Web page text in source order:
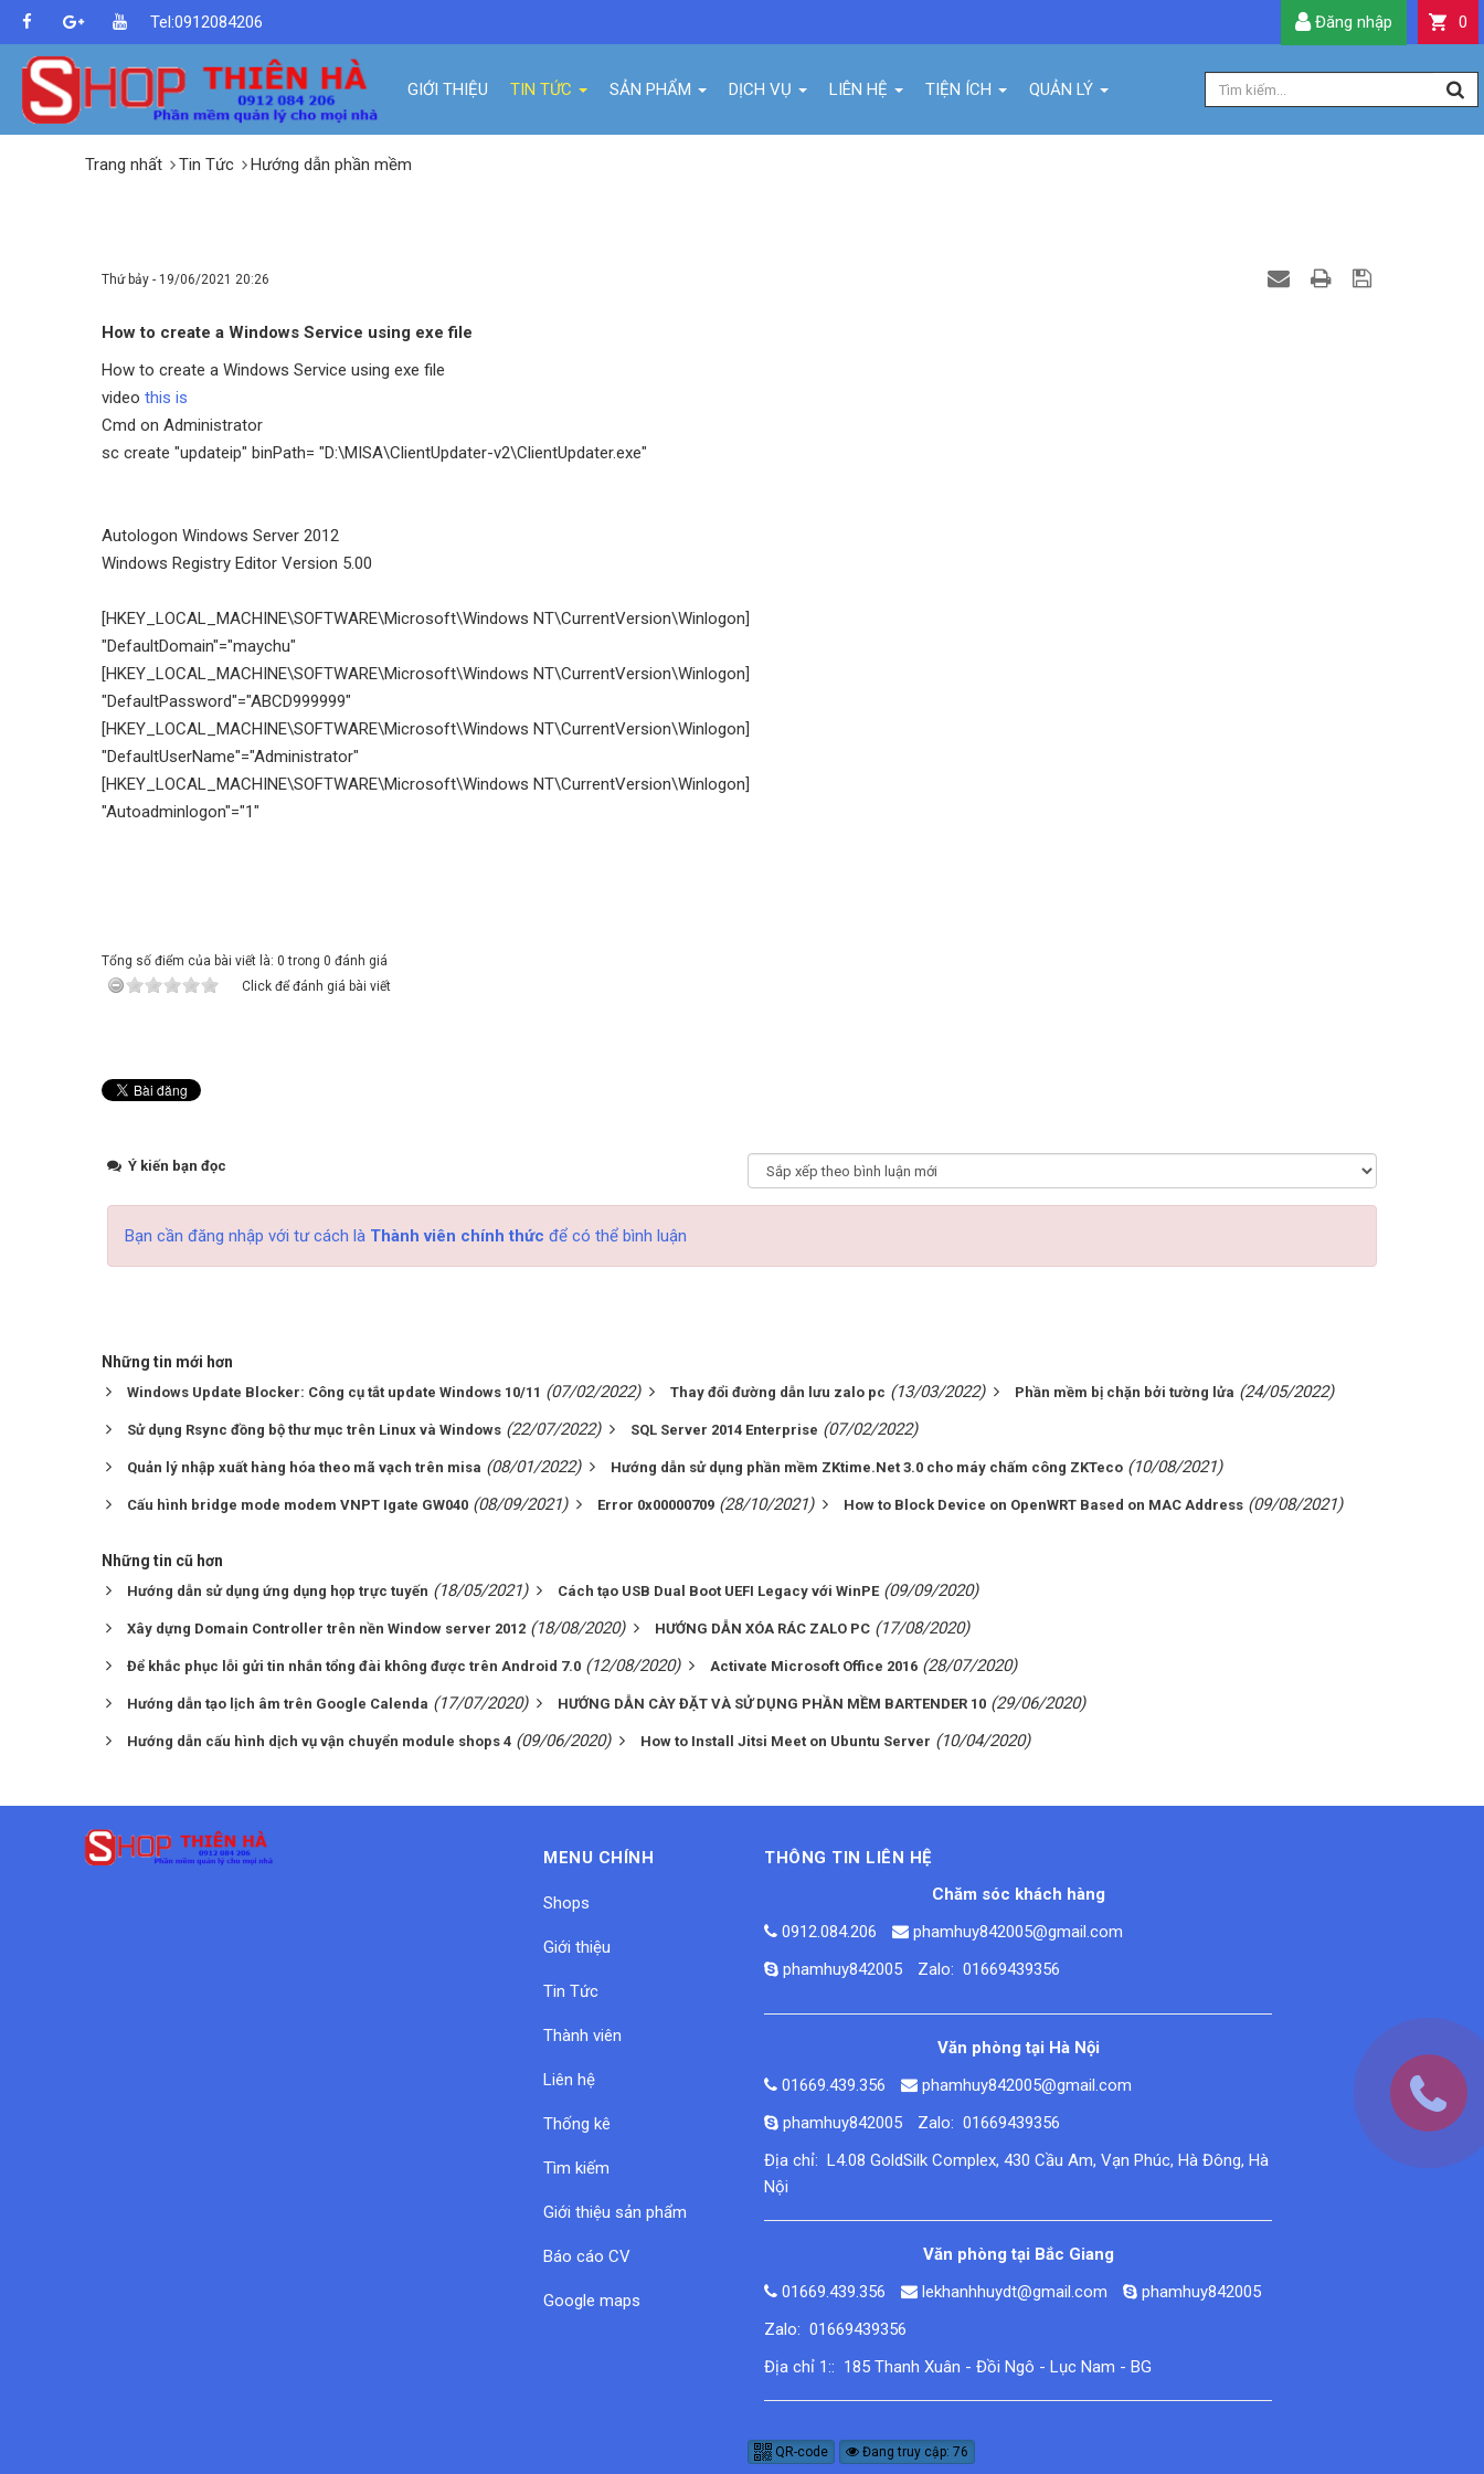
GIỚI THIỆU TIN TỨC SẢN PHẨM DỊCH VỤ LIÊN HỆ TIỆN ÍCH QUẢN LÝ
0
Đăng nhập
Tel:0912084206
Trang nhất Tin Tức Hướng dẫn phần mềm
Thứ bảy - 19/06/2021 20:26
How to create a Windows Service using exe file
How to create a Windows Service using exe file
video this is
Cmd on Administrator
sc create "updateip" binPath= "D:\MISA\ClientUpdater-v2\ClientUpdater.exe"
Autologon Windows Server 2012
Windows Registry Editor Version 5.00
[HKEY_LOCAL_MACHINE\SOFTWARE\Microsoft\Windows NT\CurrentVersion\Winlogon]
"DefaultDomain"="maychu"
[HKEY_LOCAL_MACHINE\SOFTWARE\Microsoft\Windows NT\CurrentVersion\Winlogon]
"DefaultPassword"="ABCD999999"
[HKEY_LOCAL_MACHINE\SOFTWARE\Microsoft\Windows NT\CurrentVersion\Winlogon]
"DefaultUserName"="Administrator"
[HKEY_LOCAL_MACHINE\SOFTWARE\Microsoft\Windows NT\CurrentVersion\Winlogon]
"Autoadminlogon"="1"
Tổng số điểm của bài viết là: 0 trong 0 đánh giá
Click để đánh giá bài viết
Ý kiến bạn đọc
Bạn cần đăng nhập với tư cách là Thành viên chính thức để có thể bình luận
Những tin mới hơn
Windows Update Blocker: Công cụ tắt update Windows 10/11 (07/02/2022) Thay đổi đường dẫn lưu zalo pc (13/03/2022) Phần mềm bị chặn bởi tường lửa (24/05/2022)
Sử dụng Rsync đồng bộ thư mục trên Linux và Windows (22/07/2022) SQL Server 2014 Enterprise (07/02/2022)
Quản lý nhập xuất hàng hóa theo mã vạch trên misa (08/01/2022) Hướng dẫn sử dụng phần mềm ZKtime.Net 3.0 cho máy chấm công ZKTeco (10/08/2021)
Cấu hình bridge mode modem VNPT Igate GW040 (08/09/2021) Error 0x00000709 (28/10/2021) How to Block Device on OpenWRT Based on MAC Address (09/08/2021)
Những tin cũ hơn
Hướng dẫn sử dụng ứng dụng họp trực tuyến (18/05/2021) Cách tạo USB Dual Boot UEFI Legacy với WinPE (09/09/2020)
Xây dựng Domain Controller trên nền Window server 2012 (18/08/2020) HƯỚNG DẪN XÓA RÁC ZALO PC (17/08/2020)
Để khắc phục lỗi gửi tin nhắn tổng đài không được trên Android 7.0 (12/08/2020) Activate Microsoft Office 2016 (28/07/2020)
Hướng dẫn tạo lịch âm trên Google Calenda (17/07/2020) HƯỚNG DẪN CÀY ĐẶT VÀ SỬ DỤNG PHẦN MỀM BARTENDER 10 (29/06/2020)
Hướng dẫn cấu hình dịch vụ vận chuyển module shops 4 (09/06/2020) How to Install Jitsi Meet on Ubuntu Server (10/04/2020)
MENU CHÍNH
Shops
Giới thiệu
Tin Tức
Thành viên
Liên hệ
Thống kê
Tìm kiếm
Giới thiệu sản phẩm
Báo cáo CV
Google maps
THÔNG TIN LIÊN HỆ
Chăm sóc khách hàng
0912.084.206
phamhuy842005@gmail.com
phamhuy842005
Zalo: 01669439356
Văn phòng tại Hà Nội
01669.439.356
phamhuy842005@gmail.com
phamhuy842005
Zalo: 01669439356
Địa chỉ: L4.08 GoldSilk Complex, 430 Cầu Am, Vạn Phúc, Hà Đông, Hà
Nội
Văn phòng tại Bắc Giang
01669.439.356
lekhanhhuydt@gmail.com
phamhuy842005
Zalo: 01669439356
Địa chỉ 1:: 185 Thanh Xuân - Đồi Ngô - Lục Nam - BG
QR-code Đang truy cập: 76